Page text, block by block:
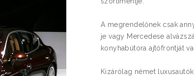
A megrendelőnek csak
je vagy Mercedese
konyhabútora ajtófrontját
Kizárólag német